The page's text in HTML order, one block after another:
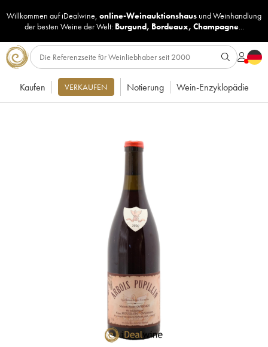
Willkommen auf iDealwine, online-Weinauktionshaus undWeinhandlung
der besten Weine der Welt: Burgund, Bordeaux, Champagne...
Kaufen VERKAUFEN Notierung Wein-Enzyklopädie